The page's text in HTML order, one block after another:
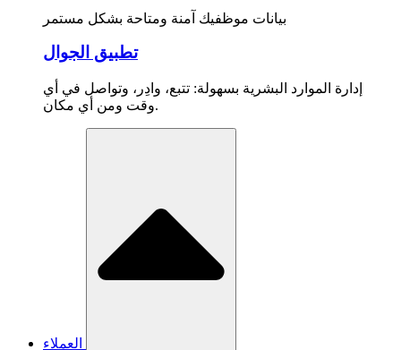
بيانات موظفيك آمنة ومتاحة بشكل مستمر
تطبيق الجوال
إدارة الموارد البشرية بسهولة: تتبع، وادِر، وتواصل في أي
وقت ومن أي مكان.